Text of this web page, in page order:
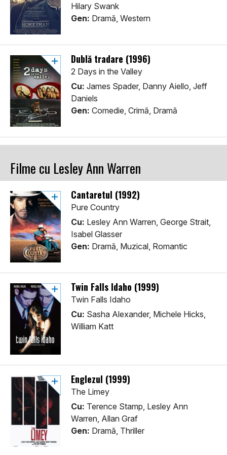
Hilary Swank
Gen: Dramă, Western
Dublă tradare (1996)
2 Days in the Valley
Cu: James Spader, Danny Aiello, Jeff
Daniels
Gen: Comedie, Crimă, Dramă
Filme cu Lesley Ann Warren
Cantaretul (1992)
Pure Country
Cu: Lesley Ann Warren, George Strait,
Isabel Glasser
Gen: Dramă, Muzical, Romantic
Twin Falls Idaho (1999)
Twin Falls Idaho
Cu: Sasha Alexander, Michele Hicks,
William Katt
Englezul (1999)
The Limey
Cu: Terence Stamp, Lesley Ann
Warren, Allan Graf
Gen: Dramă, Thriller